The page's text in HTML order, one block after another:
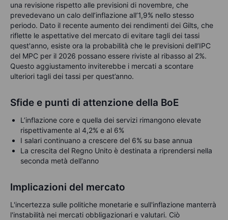
una revisione rispetto alle previsioni di novembre, che
prevedevano un calo dell’inflazione all’1,9% nello stesso
periodo. Dato il recente aumento dei rendimenti dei Gilts, che
riflette le aspettative del mercato di evitare tagli dei tassi
quest'anno, esiste ora la probabilità che le previsioni dell’IPC
del MPC per il 2026 possano essere riviste al ribasso al 2%.
Questo aggiustamento inviterebbe i mercati a scontare
ulteriori tagli dei tassi per quest’anno.
Sfide e punti di attenzione della BoE
L’inflazione core e quella dei servizi rimangono elevate
rispettivamente al 4,2% e al 6%
I salari continuano a crescere del 6% su base annua
La crescita del Regno Unito è destinata a riprendersi nella
seconda metà dell’anno
Implicazioni del mercato
L'incertezza sulle politiche monetarie e sull'inflazione manterrà
l'instabilità nei mercati obbligazionari e valutari. Ciò